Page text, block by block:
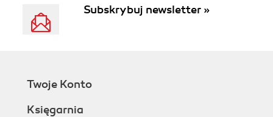
Subskrybuj newsletter »
Twoje Konto
Księgarnia